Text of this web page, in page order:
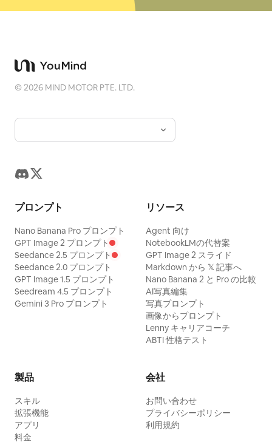
©2026 MIND MOTOR PTE. LTD.
プロンプト
Nano Banana Pro プロンプト
GPT Image 2 プロンプト
Seedance 2.5 プロンプト
Seedance 2.0 プロンプト
GPT Image 1.5 プロンプト
Seedream 4.5 プロンプト
Gemini 3 Pro プロンプト
リソース
Agent 向け
NotebookLMの代替案
GPT Image 2 スライド
Markdown から 𝕏 記事へ
Nano Banana 2 と Pro の比較
AI写真編集
写真プロンプト
画像からプロンプト
Lenny キャリアコーチ
ABTI 性格テスト
製品
スキル
拡張機能
アプリ
料金
会社
お問い合わせ
プライバシーポリシー
利用規約